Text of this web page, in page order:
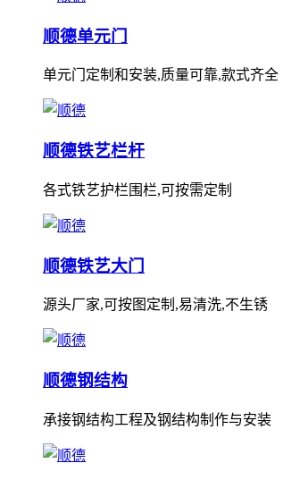
顺德单元门
单元门定制和安装,质量可靠,款式齐全
顺德铁艺栏杆
各式铁艺护栏围栏,可按需定制
顺德铁艺大门
源头厂家,可按图定制,易清洗,不生锈
顺德钢结构
承接钢结构工程及钢结构制作与安装